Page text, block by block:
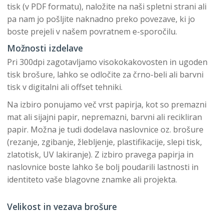
tisk (v PDF formatu), naložite na naši spletni strani ali
pa nam jo pošljite naknadno preko povezave, ki jo
boste prejeli v našem povratnem e-sporočilu.
Možnosti izdelave
Pri 300dpi zagotavljamo visokokakovosten in ugoden
tisk brošure, lahko se odločite za črno-beli ali barvni
tisk v digitalni ali offset tehniki.
Na izbiro ponujamo več vrst papirja, kot so premazni
mat ali sijajni papir, nepremazni, barvni ali recikliran
papir. Možna je tudi dodelava naslovnice oz. brošure
(rezanje, zgibanje, žlebljenje, plastifikacije, slepi tisk,
zlatotisk, UV lakiranje). Z izbiro pravega papirja in
naslovnice boste lahko še bolj poudarili lastnosti in
identiteto vaše blagovne znamke ali projekta.
Velikost in vezava brošure